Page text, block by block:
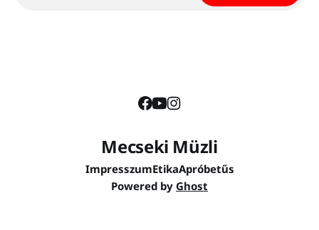
Mecseki Müzli
ImpresszumEtikaApróbetűs
Powered by Ghost